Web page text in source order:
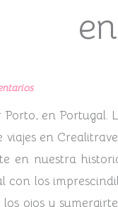
en Portugal.
en
en nuestra
con los
ojos y